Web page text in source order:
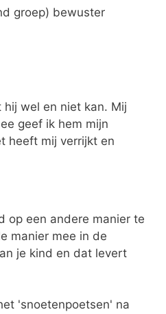
groep) bewuster
wel en niet kan. Mij
geef ik hem mijn
heeft mij verrijkt en
op een andere manier te
manier mee in de
je kind en dat levert
'snoetenpoetsen' na